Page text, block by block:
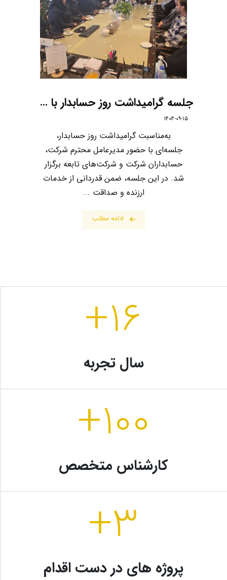
جلسه گرامیداشت روز حسابدار با حضور مدیرعامل محترم شرکت ، حسابداران شرکت و شرکت‌های تابعه
۱۴۰۴-۰۹-۱۵
به‌مناسبت گرامیداشت روز حسابدار،
جلسه‌ای با حضور مدیرعامل محترم شرکت،
حسابداران شرکت و شرکت‌های تابعه برگزار
شد. در این جلسه، ضمن قدردانی از خدمات
ارزنده و صداقت ...
ادامه مطلب
۱۶+
سال تجربه
۱۰۰+
کارشناس متخصص
۳+
پروژه های در دست اقدام